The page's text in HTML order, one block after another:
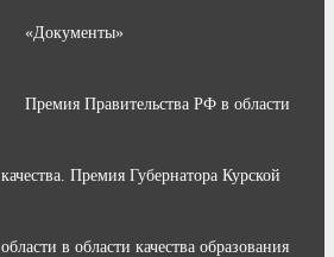
«Документы»
Премия Правительства РФ в области
качества. Премия Губернатора Курской
области в области качества образования